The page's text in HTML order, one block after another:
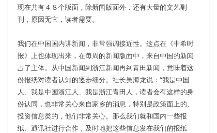
现在共有４８个版面，除新闻版面外，还有大量的文艺副
刊，原因无它，读者需要。
我们在中国国内讲新闻，非常强调接近性。这点在《中希时
报》上也体现出来，在每周的新闻版面中，来自中国的新闻
占了主体。从中国新闻到浙江新闻再到青田新闻，意味着这
份报纸对读者认知的逐步细分。社长吴海龙说：“我是中国
人、我是中国浙江人、我是浙江青田人，读者会有这样的身
份认同，也非常关心来自家乡的消息，特别是政策面上的、
投资信息类的，他们非常关心。那么我们就和国内一些报
纸、通讯社进行合作，及时地把这些信息发在我们的报纸